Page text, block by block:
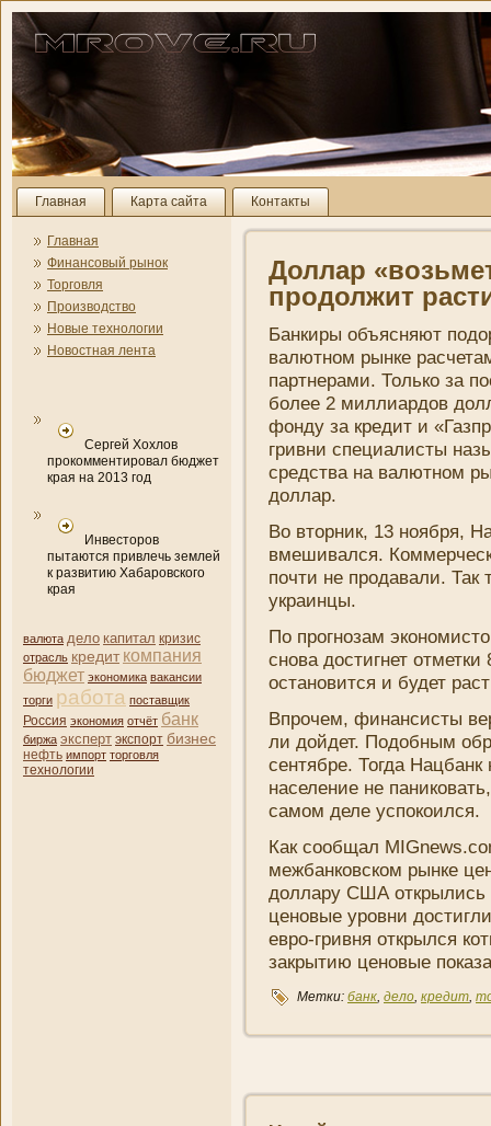
Главная Карта сайта Контакты
Главная
Финансовый рынок
Торговля
Производство
Новые технологии
Новостная лента
Сергей Хохлов
прокомментировал бюджет
края на 2013 год
Инвесторов
пытаются привлечь землей
к развитию Хабаровского
края
валюта дело капитал кризис
отрасль кредит компани­я
бюджет экономика вакансии
торги работа поставщик
Россия экономия отчёт банк
биржа эксперт экспорт бизнес
нефть импорт торговля
технологии
Доллар
продолжит
Банкиры объясняют
валютном рынке
партнерами. Только за
более 2 миллиардов
фонду за кредит и
гривни­ специалисты
средства на валютном
доллар.
Во вторни­к, 13 ноября,
вмешивался.
почти не продавали. Так
украинцы.
По прогнозам
снова достигнет
остановится и будет
Впрочем, финансисты
ли дойдет. Подобным
сентябре. Тогда
населени­е не
самом деле успокоился.
Как сообщал
межбанковском рынке
доллару США открылись
ценовые уровни­
евро-гривня открылся
закрытию ценовые
Метки: банк, дело, кредит,